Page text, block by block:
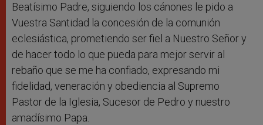
Beatísimo Padre, siguiendo los cánones le pido a
Vuestra Santidad la concesión de la comunión
eclesiástica, prometiendo ser fiel a Nuestro Señor y
de hacer todo lo que pueda para mejor servir al
rebaño que se me ha confiado, expresando mi
fidelidad, veneración y obediencia al Supremo
Pastor de la Iglesia, Sucesor de Pedro y nuestro
amadísimo Papa.